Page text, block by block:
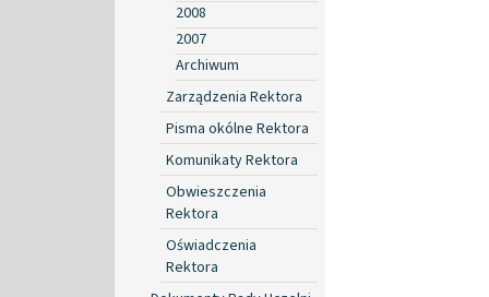
2008
2007
Archiwum
Zarządzenia Rektora
Pisma okólne Rektora
Komunikaty Rektora
Obwieszczenia
Rektora
Oświadczenia
Rektora